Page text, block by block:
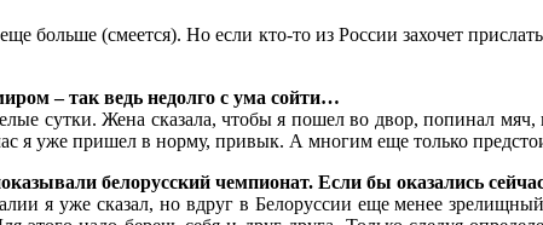
больше (смеется). Но если кто-то из России захочет
– так ведь недолго с ума сойти…
сутки. Жена сказала, чтобы я пошел во двор, попинал
я уже пришел в норму, привык. А многим еще только
белорусский чемпионат. Если бы оказались
я уже сказал, но вдруг в Белоруссии еще менее